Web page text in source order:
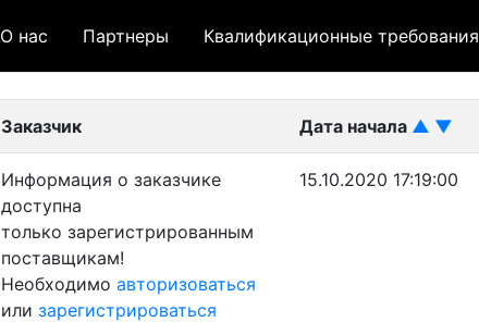
О нас Партнеры Квалификационные требования
Заказчик Дата начала ▲ ▼
Информация о заказчике
доступна
только зарегистрированным
поставщикам!
Необходимо авторизоваться
или зарегистрироваться
15.10.2020 17:19:00